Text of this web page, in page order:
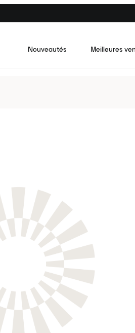
Nouveautés Meilleures